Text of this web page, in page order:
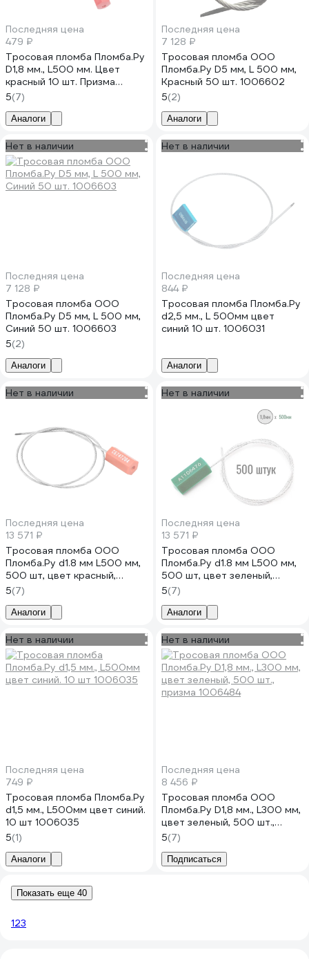
Последняя цена
479 ₽
Тросовая пломба Пломба.Ру
D1,8 мм., L500 мм. Цвет
красный 10 шт. Призма
1006006
5(7)
Аналоги
Последняя цена
7 128 ₽
Тросовая пломба ООО
Пломба.Ру D5 мм, L 500 мм,
Красный 50 шт. 1006602
5(2)
Аналоги
Нет в наличии
Последняя цена
7 128 ₽
Тросовая пломба ООО
Пломба.Ру D5 мм, L 500 мм,
Синий 50 шт. 1006603
5(2)
Аналоги
Нет в наличии
Последняя цена
844 ₽
Тросовая пломба Пломба.Ру
d2,5 мм., L 500мм цвет
синий 10 шт. 1006031
Аналоги
Нет в наличии
Последняя цена
13 571 ₽
Тросовая пломба ООО
Пломба.Ру d1.8 мм L500 мм,
500 шт, цвет красный,
призма 1006214
5(7)
Аналоги
Нет в наличии
Последняя цена
13 571 ₽
Тросовая пломба ООО
Пломба.Ру d1.8 мм L500 мм,
500 шт, цвет зеленый,
призма 1006216
5(7)
Аналоги
Нет в наличии
Последняя цена
749 ₽
Тросовая пломба Пломба.Ру
d1,5 мм., L500мм цвет синий.
10 шт 1006035
5(1)
Аналоги
Нет в наличии
Последняя цена
8 456 ₽
Тросовая пломба ООО
Пломба.Ру D1,8 мм., L300 мм,
цвет зеленый, 500 шт.,
призма 1006484
5(7)
Подписаться
Показать еще 40
123